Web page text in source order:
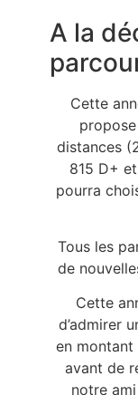
A la
Cette
distances
815 D+
pourra
Tous les
de
Cette
d’admirer
en montant
avant de
notre